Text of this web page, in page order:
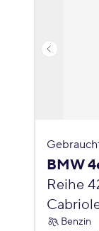
BMW
Reihe
Benzin